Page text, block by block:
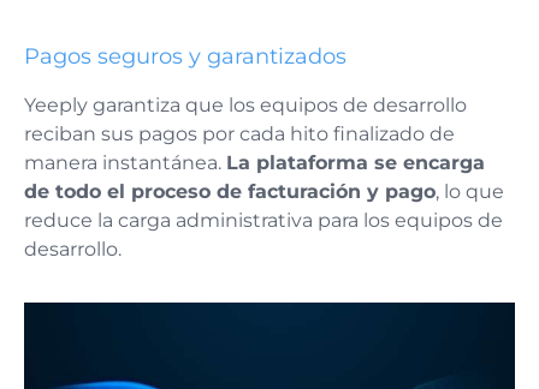
Pagos seguros y garantizados
Yeeply garantiza que los equipos de desarrollo
reciban sus pagos por cada hito finalizado de
manera instantánea. La plataforma se encarga
de todo el proceso de facturación y pago, lo que
reduce la carga administrativa para los equipos de
desarrollo.